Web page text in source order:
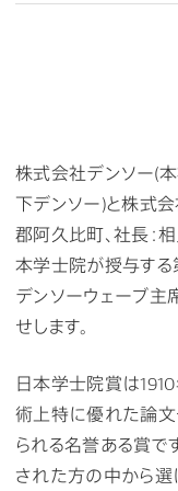
株式会社デンソー(本
下デンソー)と株式
郡阿久比町、社長：
本学士院が授与する
デンソーウェーブ主
せします。
日本学士院賞は
術上特に優れた論文
られる名誉ある賞で
された方の中から選